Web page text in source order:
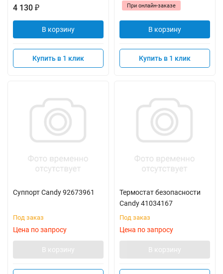
4 130 ₽
В корзину
Купить в 1 клик
При онлайн-заказе
В корзину
Купить в 1 клик
Суппорт Candy 92673961
Под заказ
Цена по запросу
В корзину
Термостат безопасности
Candy 41034167
Под заказ
Цена по запросу
В корзину